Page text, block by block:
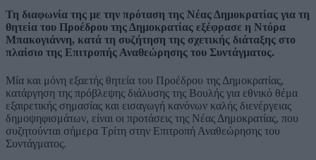
Τη διαφωνία της με την πρόταση της Νέας Δημοκρατίας για τη
θητεία του Προέδρου της Δημοκρατίας εξέφρασε η Ντόρα
Μπακογιάννη, κατά τη συζήτηση της σχετικής διάταξης στο
πλαίσιο της Επιτροπής Αναθεώρησης του Συντάγματος.
Μία και μόνη εξαετής θητεία του Προέδρου της Δημοκρατίας,
κατάργηση της πρόβλεψης διάλυσης της Βουλής για εθνικό θέμα
εξαιρετικής σημασίας και εισαγωγή κανόνων καλής διενέργειας
δημοψηφισμάτων, είναι οι προτάσεις της Νέας Δημοκρατίας, που
συζητούνται σήμερα Τρίτη στην Επιτροπή Αναθεώρησης του
Συντάγματος.